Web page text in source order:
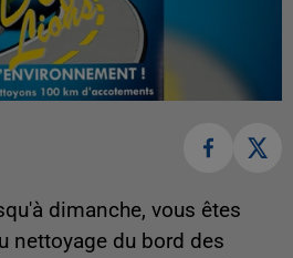
dimanche, vous êtes
nettoyage du bord des